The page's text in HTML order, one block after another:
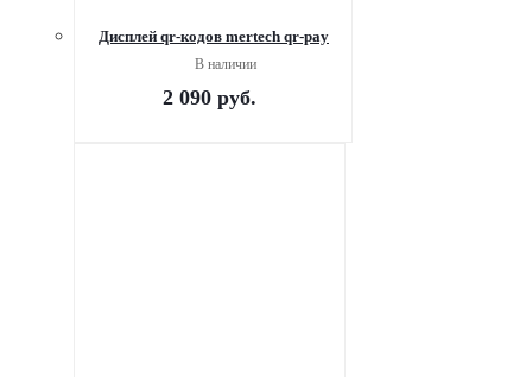
Дисплей qr-кодов mertech qr-pay
В наличии
2 090 руб.